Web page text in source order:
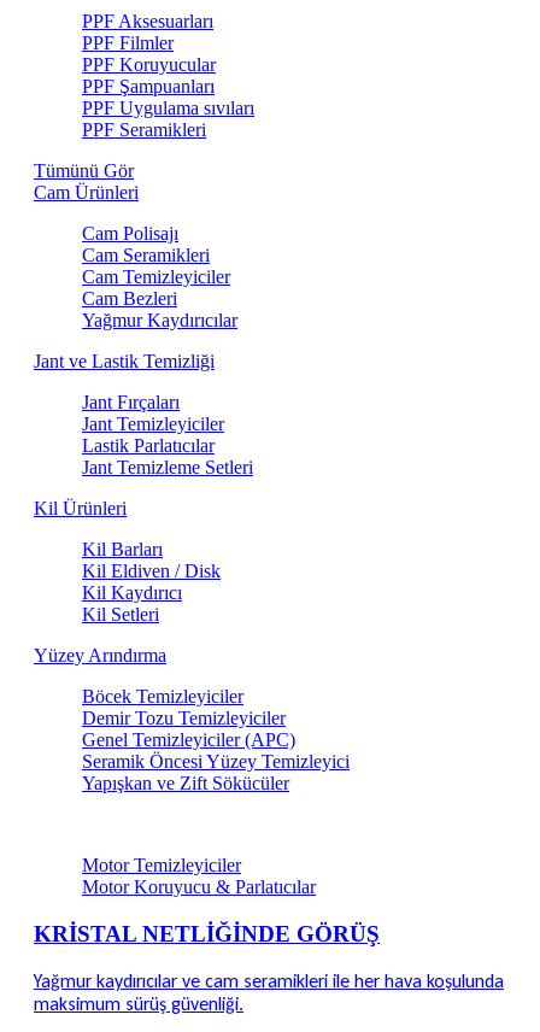
PPF Aksesuarları
PPF Filmler
PPF Koruyucular
PPF Şampuanları
PPF Uygulama sıvıları
PPF Seramikleri
Tümünü Gör
Cam Ürünleri
Cam Polisajı
Cam Seramikleri
Cam Temizleyiciler
Cam Bezleri
Yağmur Kaydırıcılar
Jant ve Lastik Temizliği
Jant Fırçaları
Jant Temizleyiciler
Lastik Parlatıcılar
Jant Temizleme Setleri
Kil Ürünleri
Kil Barları
Kil Eldiven / Disk
Kil Kaydırıcı
Kil Setleri
Yüzey Arındırma
Böcek Temizleyiciler
Demir Tozu Temizleyiciler
Genel Temizleyiciler (APC)
Seramik Öncesi Yüzey Temizleyici
Yapışkan ve Zift Sökücüler
Motor Temizleyiciler
Motor Koruyucu & Parlatıcılar
KRİSTAL NETLİĞİNDE GÖRÜŞ
Yağmur kaydırıcılar ve cam seramikleri ile her hava koşulunda
maksimum sürüş güvenliği.